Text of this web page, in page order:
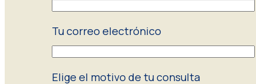
Tu correo electrónico
Elige el motivo de tu consulta